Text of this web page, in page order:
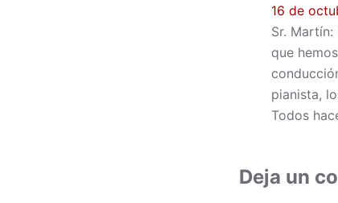
16 de
Sr.
que
pianista,
Todos
Deja un